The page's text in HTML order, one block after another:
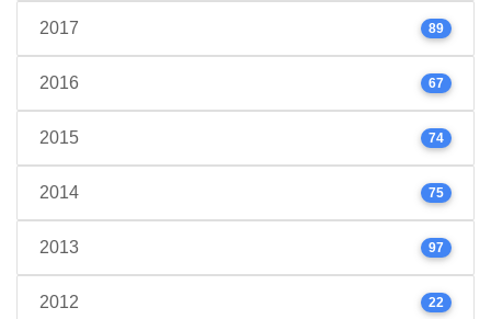
2017 89
2016 67
2015 74
2014 75
2013 97
2012 22